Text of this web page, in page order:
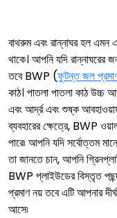
বাথরুম এবং রান্নাঘর হল এমন
থাকে। আপনি যদি রান্নাঘরের
তবে BWP (ফুটন্ত জল
কাঠ। পাতলা পাতলা কাঠ উচ্চ
এবং আর্দ্র এবং শুষ্ক
ব্যবহারের ক্ষেত্রে, BWP
পারে৷ আপনি যদি সর্বোত্তম
তা জানতে চান, আপনি
BWP প্লাইউডের বিস্তৃত
প্রমাণ নয় তবে এটি আপনার
আসে৷